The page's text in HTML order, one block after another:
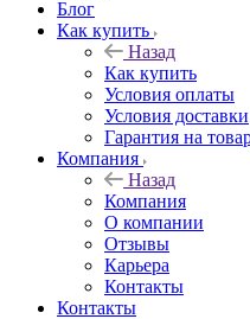
Блог
Как купить
Назад
Как купить
Условия оплаты
Условия доставки
Гарантия на
Компания
Назад
Компания
О компании
Отзывы
Карьера
Контакты
Контакты